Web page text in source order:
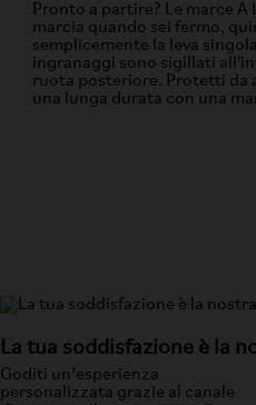
Pronto a partire? Le marce
marcia quando sei fermo,
semplicemente la leva
ingranaggi sono sigillati
ruota posteriore. Protetti da
una lunga durata con una
La tua soddisfazione è la
Goditi un’esperienza
personalizzata grazie al canale